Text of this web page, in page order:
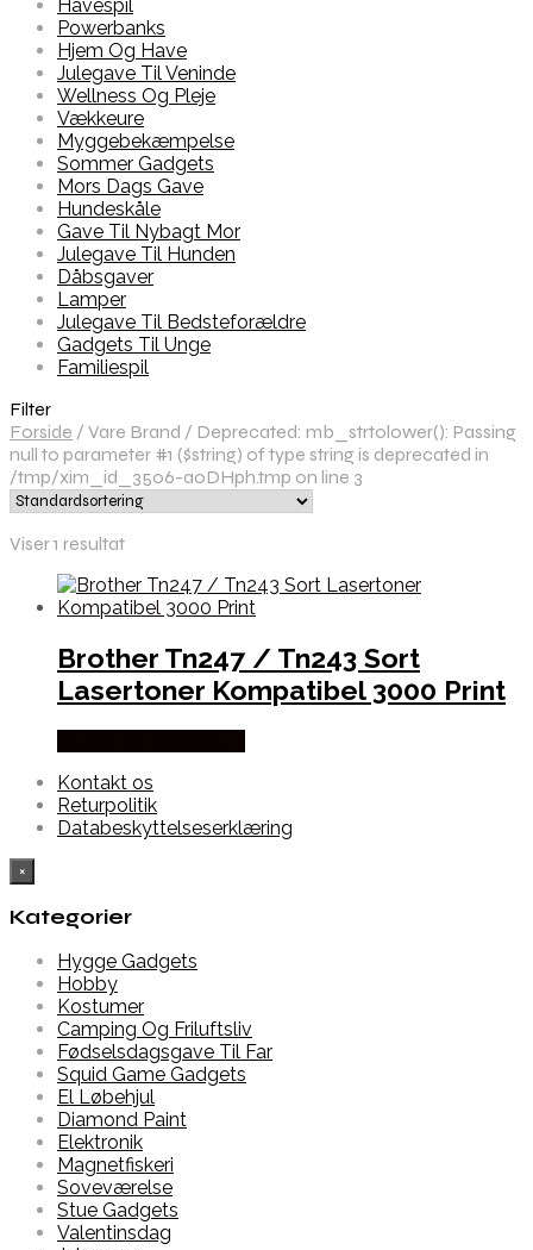
Havespil
Powerbanks
Hjem Og Have
Julegave Til Veninde
Wellness Og Pleje
Vækkeure
Myggebekæmpelse
Sommer Gadgets
Mors Dags Gave
Hundeskåle
Gave Til Nybagt Mor
Julegave Til Hunden
Dåbsgaver
Lamper
Julegave Til Bedsteforældre
Gadgets Til Unge
Familiespil
Filter
Forside / Vare Brand / Deprecated: mb_strtolower(): Passing
null to parameter #1 ($string) of type string is deprecated in
/tmp/xim_id_3506-a0DHph.tmp on line 3
Viser 1 resultat
Brother Tn247 / Tn243 Sort
Lasertoner Kompatibel 3000 Print
Kontakt os
Returpolitik
Databeskyttelseserklæring
×
Kategorier
Hygge Gadgets
Hobby
Kostumer
Camping Og Friluftsliv
Fødselsdagsgave Til Far
Squid Game Gadgets
El Løbehjul
Diamond Paint
Elektronik
Magnetfiskeri
Soveværelse
Stue Gadgets
Valentinsdag